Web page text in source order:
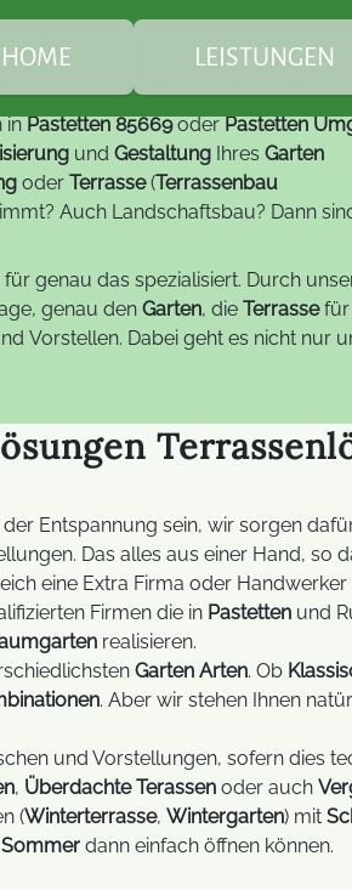
HOME LEISTUNGEN
Überdachungen /
Gartengestaltung
Balkonkraftwerke
Elektrotechnik
&
inPastetten 85669oderPastetten
und Gestaltung Ihres Garten
oder Terrasse(Terrassenbau
Auch Landschaftsbau? Dann
für genau das spezialisiert. Durch
genau den Garten, die Terrassefür
Vorstellen. Dabei geht es nicht nur
Entspannung sein, wir sorgen
Das alles aus einer Hand, so
eine Extra Firma oder Handwerker
Firmen die in Pastetten und
realisieren.
Garten Arten. Ob
. Aber wir stehen Ihnen
und Vorstellungen, sofern dies
, Überdachte Terassen oder auch
(Winterterrasse, Wintergarten) mit
Sommer dann einfach öffnen können.